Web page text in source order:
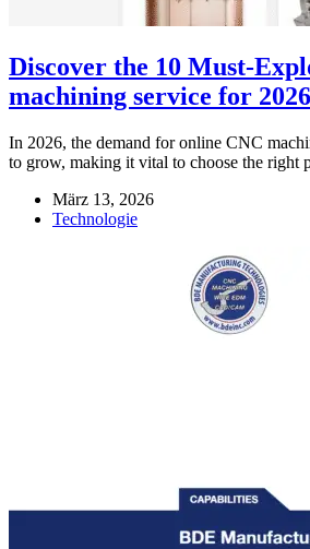
Discover the 10 Must-
machining service for 2026
In 2026, the demand for online CNC
to grow, making it vital to choose the right
März 13, 2026
Technologie